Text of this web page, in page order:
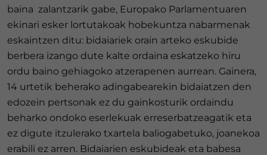
baina zalantzarik gabe, Europako Parlamentuaren
ekinari esker lortutakoak hobekuntza nabarmenak
eskaintzen ditu: bidaiariek orain arteko eskubide
berbera izango dute kalte ordaina eskatzeko hiru
ordu baino gehiagoko atzerapenen aurrean. Gainera,
14 urtetik beherako adingabearekin bidaiatzen den
edozein pertsonak ez du gainkosturik ordaindu
beharko ondoko eserlekuak erreserbatzeagatik eta
ez digute itzulerako txartela baliogabetuko, joanekoa
erabili ez arren. Bidaiarien eskubideak eta babesa